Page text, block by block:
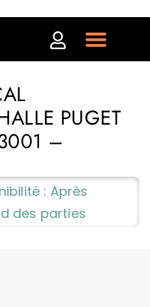
PUGET
–
: Après
des parties